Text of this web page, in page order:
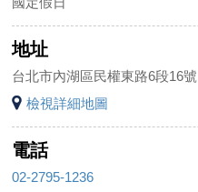
地址
台北市內湖區民權東路6段16號
檢視詳細地圖
電話
02-2795-1236